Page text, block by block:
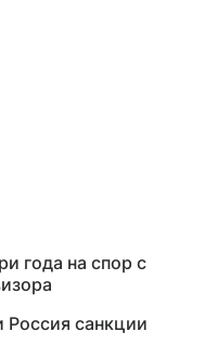
года на спор с
Россия санкции